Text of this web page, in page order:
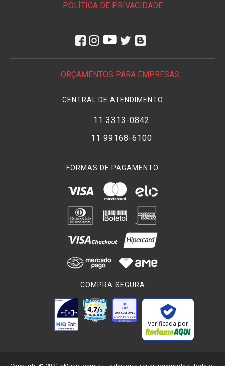
POLÍTICA DE PRIVACIDADE
ORÇAMENTOS PARA EMPRESAS
CENTRAL DE ATENDIMENTO
11 3313-0842
11 99168-6100
FORMAS DE PAGAMENTO
COMPRA SEGURA
Verificada por